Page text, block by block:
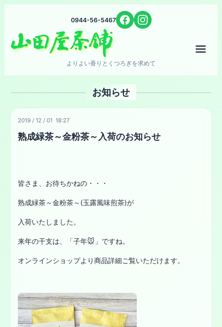
0944-56-5467
よりよい香りとくつろぎを求めて
お知らせ
2019 /12 /01 18:27
熟成緑茶～金粉茶～入荷のお知らせ
皆さま、お待ちかねの・・・
熟成緑茶～金粉茶～(玉露風味煎茶)が
入荷いたしました。
来年の干支は、「子年🐭」ですね。
オンラインショップより商品詳細ご覧いただけます。